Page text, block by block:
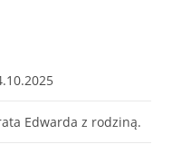
Edwarda z rodziną.